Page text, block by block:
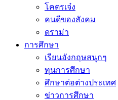
โคตรเจ๋ง
คนดีของสังคม
ดราม่า
การศึกษา
เรียนอังกฤษสนุกๆ
ทุนการศึกษา
ศึกษาต่อต่างประเทศ
ข่าวการศึกษา